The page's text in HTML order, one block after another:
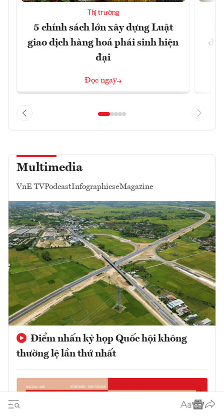
Thị trường
5 chính sách lớn xây dựng Luật
giao dịch hàng hoá phái sinh hiện
đại
Đọc ngay
Multimedia
VnE TVPodcastInfographicseMagazine
Điểm nhấn kỳ họp Quốc hội không
thường lệ lần thứ nhất